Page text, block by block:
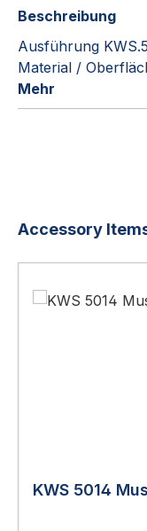
Beschreibung
Ausführung
Material /
Mehr
Produktgalerie
Accessory
KWS 5014